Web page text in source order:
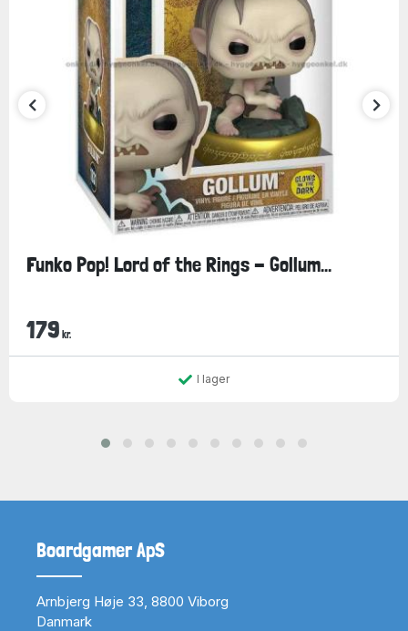
Funko Pop! Lord of the Rings - Gollum...
179 kr.
I lager
Boardgamer ApS
Arnbjerg Høje 33, 8800 Viborg
Danmark